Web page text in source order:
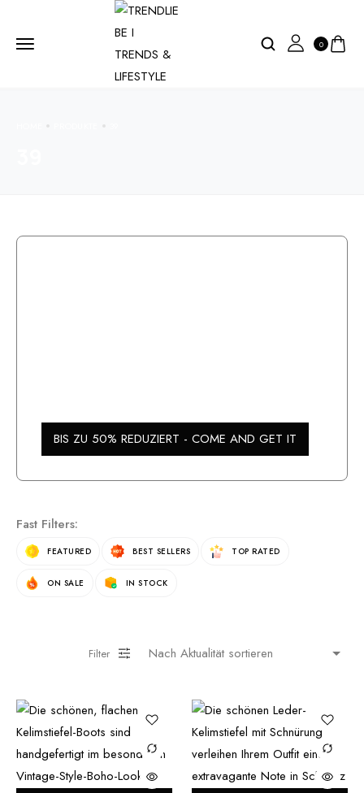
0
BIS ZU 50% REDUZIERT - COME AND GET IT
Fast Filters:
FEATURED BEST SELLERS TOP RATED
ON SALE IN STOCK
Filter